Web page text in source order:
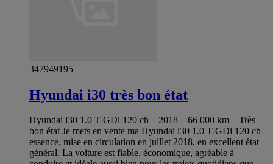
347949195
Hyundai i30 très bon état
Hyundai i30 1.0 T-GDi 120 ch – 2018 – 66 000 km – Très
bon état Je mets en vente ma Hyundai i30 1.0 T-GDi 120 ch
essence, mise en circulation en juillet 2018, en excellent état
général. La voiture est fiable, économique, agréable à